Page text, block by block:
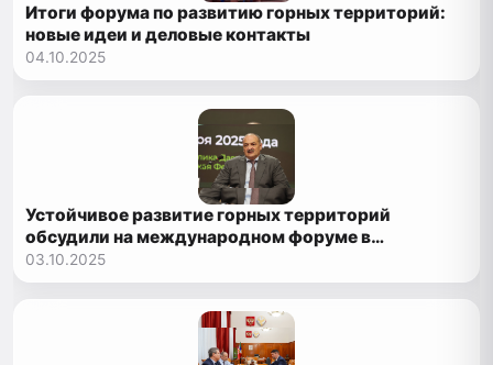
Итоги форума по развитию горных территорий:
новые идеи и деловые контакты
04.10.2025
Устойчивое развитие горных территорий
обсудили на международном форуме в
Махачкале
03.10.2025